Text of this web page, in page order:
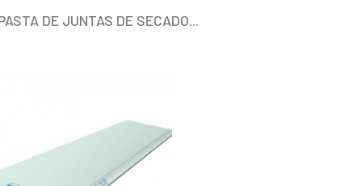
DE JUNTAS DE SECADO...